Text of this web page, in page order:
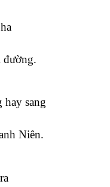
đường.
sang
Niên.